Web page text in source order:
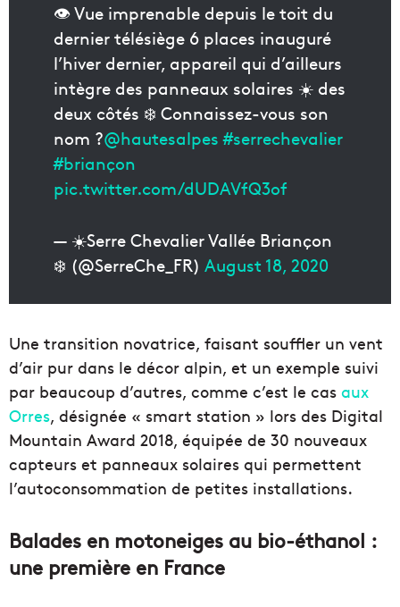
👁 Vue imprenable depuis le toit du
dernier télésiège 6 places inauguré
l’hiver dernier, appareil qui d’ailleurs
intègre des panneaux solaires ☀️ des
deux côtés ❄️ Connaissez-vous son
nom ?@hautesalpes #serrechevalier
#briançon
pic.twitter.com/dUDAVfQ3of
— ☀️Serre Chevalier Vallée Briançon
❄️ (@SerreChe_FR) August 18, 2020
Une transition novatrice, faisant souffler un vent
d’air pur dans le décor alpin, et un exemple suivi
par beaucoup d’autres, comme c’est le cas aux
Orres, désignée « smart station » lors des Digital
Mountain Award 2018, équipée de 30 nouveaux
capteurs et panneaux solaires qui permettent
l’autoconsommation de petites installations.
Balades en motoneiges au bio-éthanol :
une première en France